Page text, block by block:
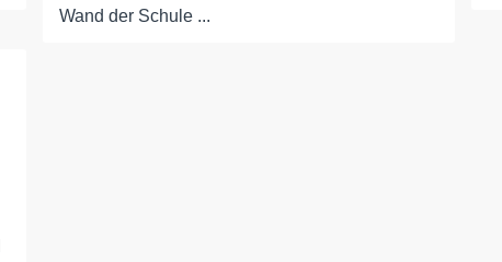
Wand der Schule ...